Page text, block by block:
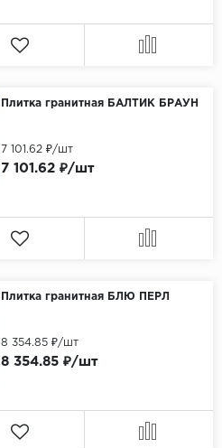
Плитка гранитная БАЛТИК БРАУН
7 101.62 ₽/шт
7 101.62 ₽/шт
Плитка гранитная БЛЮ ПЕРЛ
8 354.85 ₽/шт
8 354.85 ₽/шт